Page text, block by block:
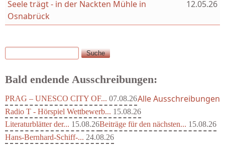
Seele trägt - in der Nackten Mühle in
Osnabrück
12.05.26
Suchformular
Suche
Bald endende Ausschreibungen:
PRAG – UNESCO CITY OF... 07.08.26
Radio T - Hörspiel Wettbewerb... 15.08.26
Literaturblätter der... 15.08.26Beiträge für den nächsten... 15.08.26
Hans-Bernhard-Schiff-... 24.08.26
Alle Ausschreibungen